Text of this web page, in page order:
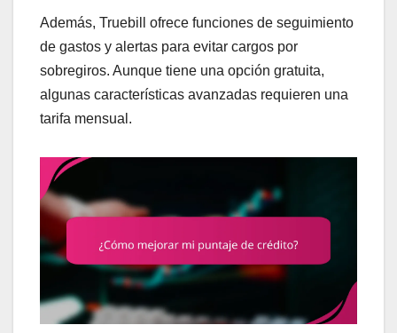
Además, Truebill ofrece funciones de seguimiento
de gastos y alertas para evitar cargos por
sobregiros. Aunque tiene una opción gratuita,
algunas características avanzadas requieren una
tarifa mensual.